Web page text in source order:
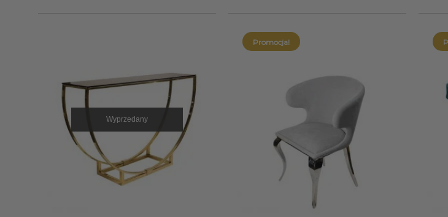
Wyprzedany
Promocja!